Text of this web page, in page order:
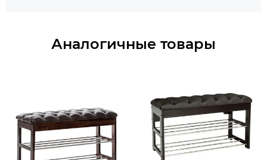
Аналогичные товары